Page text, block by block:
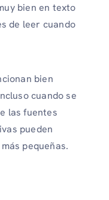
bien en texto
de leer cuando
bien
cuando se
las fuentes
pueden
pequeñas.